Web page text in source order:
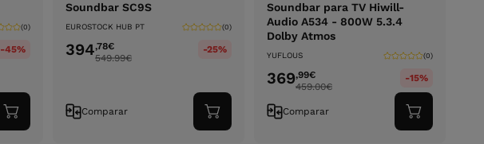
(0)
-45%
Adicionar
ao
Soundbar SC9S
EUROSTOCK HUB PT (0)
394,78€
549.99€
-25%
Comparar
Adicionar
ao
Soundbar para TV Hiwill-
Audio A534 - 800W 5.3.4
Dolby Atmos
YUFLOUS (0)
369,99€
459.00€
-15%
Comparar
Adicionar
ao